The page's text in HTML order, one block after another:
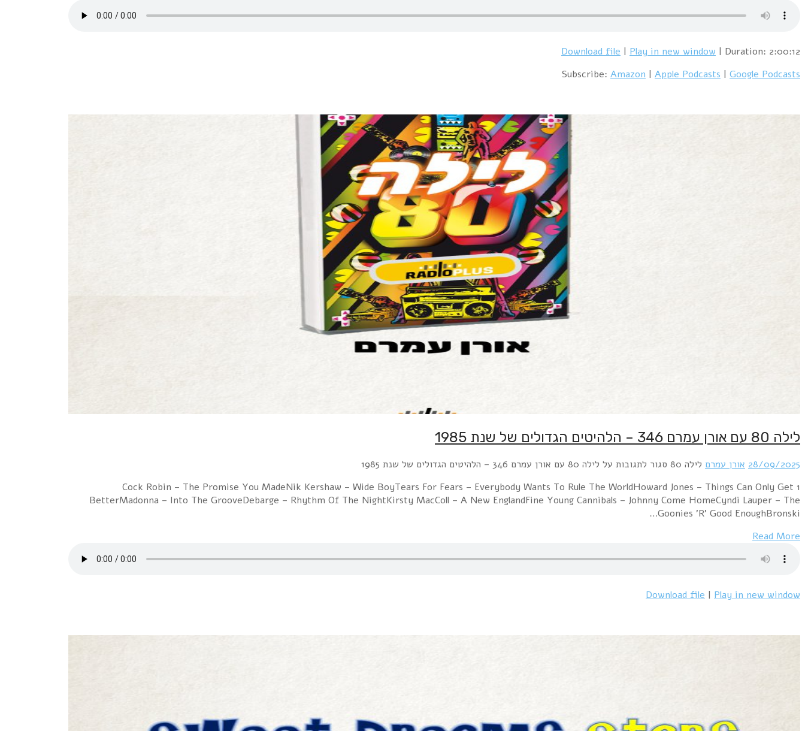
Download file | Play in new window | Duration: 2:00:12
Subscribe: Amazon | Apple Podcasts | Google Podcasts
לילה 80 עם אורן עמרם 346 – הלהיטים הגדולים של שנת 1985
28/09/2025 אורן עמרם לילה 80 סגור לתגובות על לילה 80 עם אורן עמרם 346 – הלהיטים הגדולים של שנת 1985
1 Cock Robin – The Promise You MadeNik Kershaw – Wide BoyTears For Fears – Everybody Wants To Rule The WorldHoward Jones – Things Can Only Get
BetterMadonna – Into The GrooveDebarge – Rhythm Of The NightKirsty MacColl – A New EnglandFine Young Cannibals – Johnny Come HomeCyndi Lauper – The
Goonies 'R' Good EnoughBronski…
Read More
Download file | Play in new window